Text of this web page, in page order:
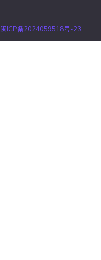
闽ICP备2024059518号-23